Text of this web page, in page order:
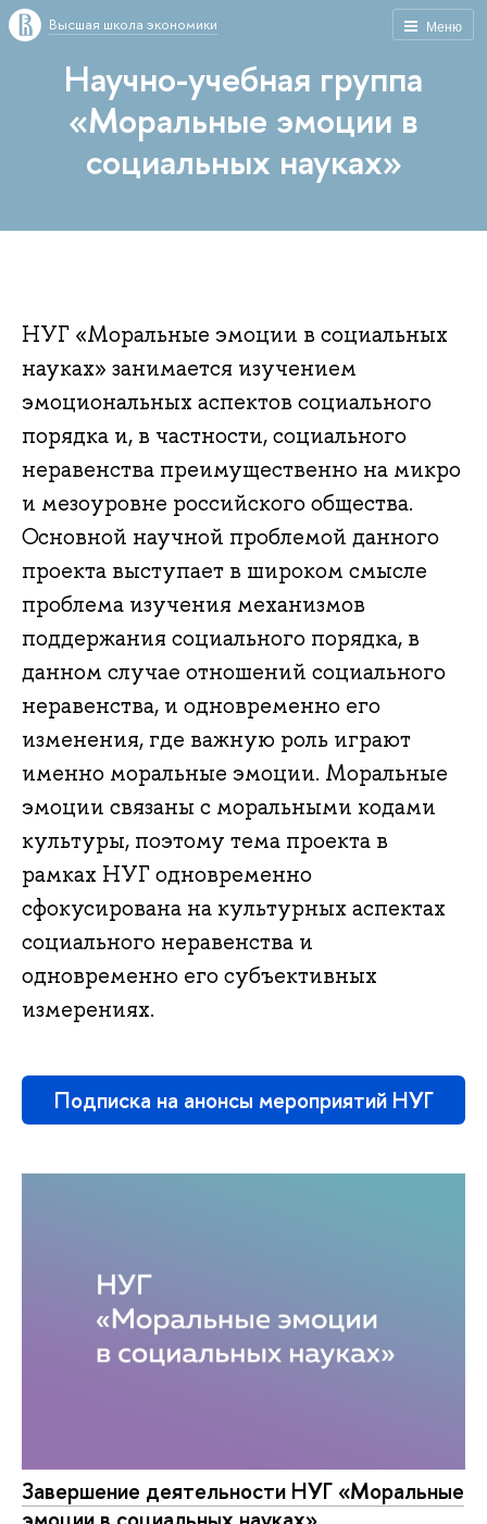
Меню
Высшая школа экономики
Научно-учебная группа
«Моральные эмоции в
социальных науках»
НУГ «Моральные эмоции в социальных
науках» занимается изучением
эмоциональных аспектов социального
порядка и, в частности, социального
неравенства преимущественно на микро
и мезоуровне российского общества.
Основной научной проблемой данного
проекта выступает в широком смысле
проблема изучения механизмов
поддержания социального порядка, в
данном случае отношений социального
неравенства, и одновременно его
изменения, где важную роль играют
именно моральные эмоции. Моральные
эмоции связаны с моральными кодами
культуры, поэтому тема проекта в
рамках НУГ одновременно
сфокусирована на культурных аспектах
социального неравенства и
одновременно его субъективных
измерениях.
Подписка на анонсы мероприятий НУГ
Завершение деятельности НУГ «Моральные